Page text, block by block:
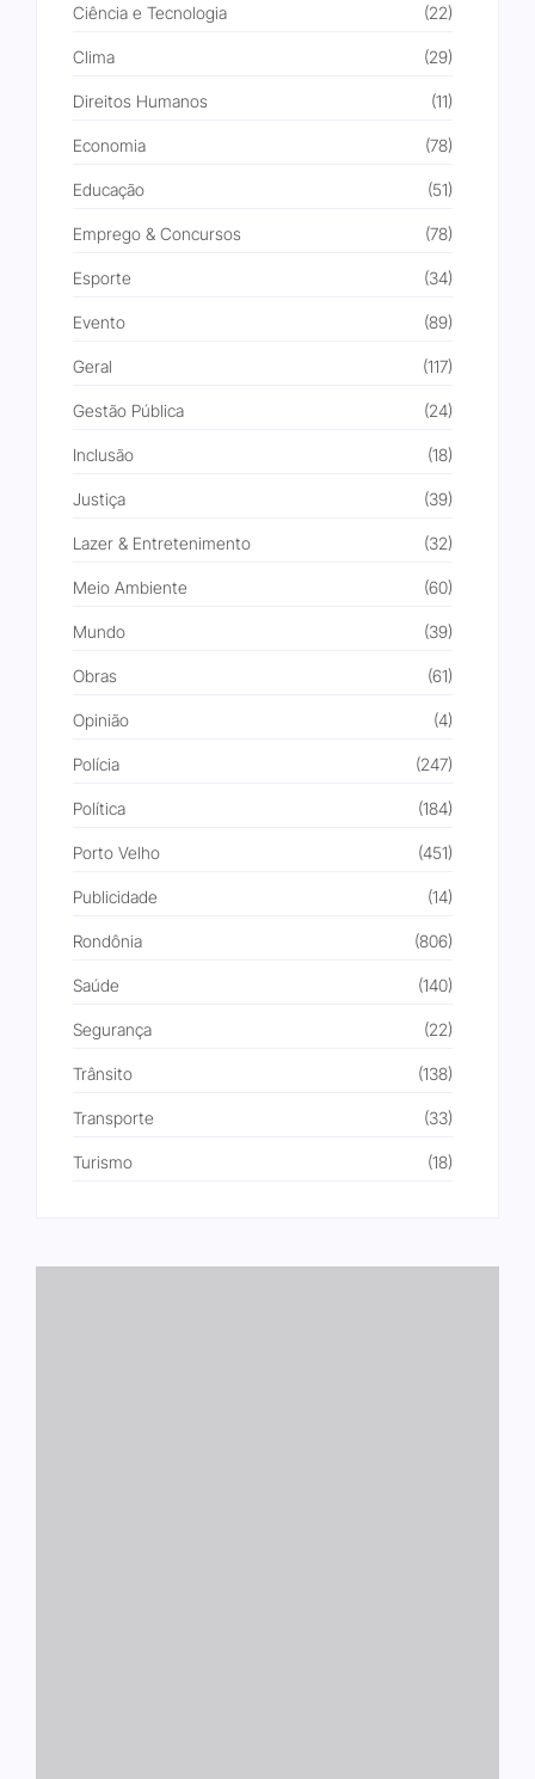
Ciência e Tecnologia (22)
Clima (29)
Direitos Humanos (11)
Economia (78)
Educação (51)
Emprego & Concursos (78)
Esporte (34)
Evento (89)
Geral (117)
Gestão Pública (24)
Inclusão (18)
Justiça (39)
Lazer & Entretenimento (32)
Meio Ambiente (60)
Mundo (39)
Obras (61)
Opinião (4)
Polícia (247)
Política (184)
Porto Velho (451)
Publicidade (14)
Rondônia (806)
Saúde (140)
Segurança (22)
Trânsito (138)
Transporte (33)
Turismo (18)